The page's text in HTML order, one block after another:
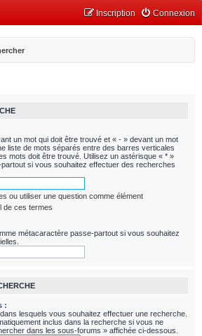
Connexion
Inscription
un mot qui doit être trouvé et « - » devant un mot
liste de mots séparés entre des barres verticales
mots doit être trouvé. Utilisez un astérisque « * »
si vous souhaitez effectuer des recherches
ou utiliser une question comme élément
de ces termes
métacaractère passe-partout si vous souhaitez
:
lesquels vous souhaitez effectuer une recherche.
inclus dans la recherche si vous ne
dans les sous-forums » affichée ci-dessous.